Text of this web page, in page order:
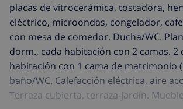
placas de vitrocerámica, tostadora,
eléctrico, microondas, congelador,
con mesa de comedor. Ducha/WC.
dorm., cada habitación con 2 camas. 2
habitación con 1 cama de matrimonio
baño/WC. Calefacción eléctrica, aire
Terraza cubierta, terraza-jardín.